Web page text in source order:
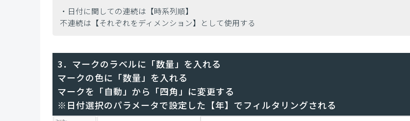
・日付に関しての連続は【時系列順】
不連続は【それぞれをディメンション】として使用する
3．マークのラベルに「数量」を入れる
マークの色に「数量」を入れる
マークを「自動」から「四角」に変更する
※日付選択のパラメータで設定した【年】でフィルタリングされる